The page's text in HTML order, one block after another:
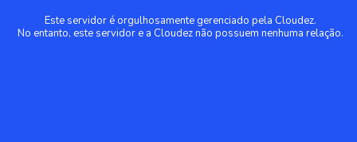
Este servidor é orgulhosamente gerenciado pela Cloudez.
No entanto, este servidor e a Cloudez não possuem nenhuma relação.